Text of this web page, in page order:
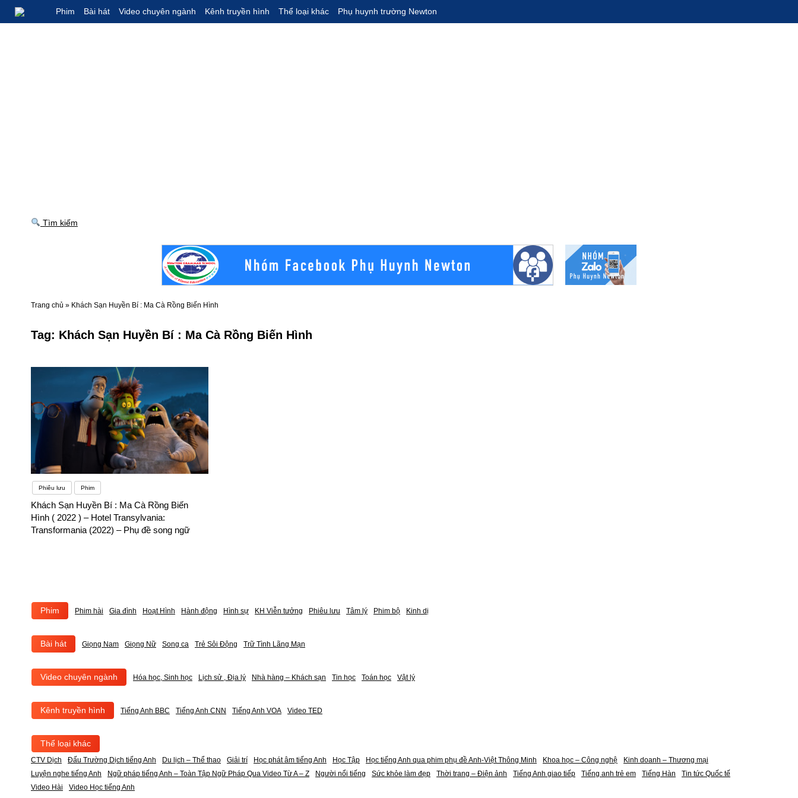
Phim Bài hát Video chuyên ngành Kênh truyền hình Thể loại khác Phụ huynh trường Newton
Tìm kiếm
Trang chủ » Khách Sạn Huyền Bí : Ma Cà Rồng Biến Hình
Tag: Khách Sạn Huyền Bí : Ma Cà Rồng Biến Hình
Phiêu lưu Phim
Khách Sạn Huyền Bí : Ma Cà Rồng Biến
Hình ( 2022 ) – Hotel Transylvania:
Transformania (2022) – Phụ đề song ngữ
Phim Phim hài Gia đình Hoạt Hình Hành động Hình sự KH Viễn tưởng Phiêu lưu Tâm lý Phim bộ Kinh dị
Bài hát Giọng Nam Giọng Nữ Song ca Trẻ Sôi Động Trữ Tình Lãng Mạn
Video chuyên ngành Hóa học, Sinh học Lịch sử , Địa lý Nhà hàng – Khách sạn Tin học Toán học Vật lý
Kênh truyền hình Tiếng Anh BBC Tiếng Anh CNN Tiếng Anh VOA Video TED
Thể loại khác
CTV Dịch Đấu Trường Dịch tiếng Anh Du lịch – Thể thao Giải trí Học phát âm tiếng Anh Học Tập Học tiếng Anh qua phim phụ đề Anh-Việt Thông Minh Khoa học – Công nghệ
Kinh doanh – Thương mại
Luyện nghe tiếng Anh
Ngữ pháp tiếng Anh – Toàn Tập Ngữ Pháp Qua Video Từ A – Z Người nổi tiếng Sức khỏe làm đẹp Thời trang – Điện ảnh Tiếng Anh giao tiếp Tiếng anh trẻ em Tiếng Hàn
Tin tức Quốc tế
Video Hài
Video Học tiếng Anh